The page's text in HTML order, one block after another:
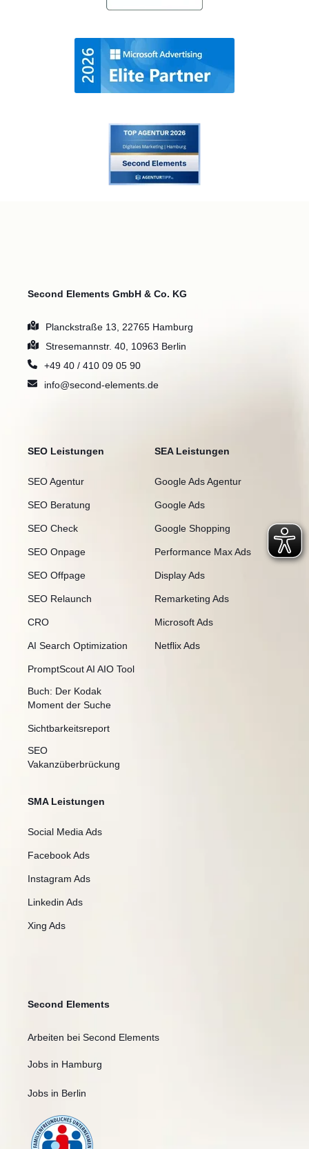
Second Elements GmbH & Co. KG
Planckstraße 13, 22765 Hamburg
Stresemannstr. 40, 10963 Berlin
+49 40 / 410 09 05 90
info@second-elements.de
SEO Leistungen
SEO Agentur
SEO Beratung
SEO Check
SEO Onpage
SEO Offpage
SEO Relaunch
CRO
AI Search Optimization
PromptScout AI AIO Tool
Buch: Der Kodak
Moment der Suche
Sichtbarkeitsreport
SEO
Vakanzüberbrückung
SEA Leistungen
Google Ads Agentur
Google Ads
Google Shopping
Performance Max Ads
Display Ads
Remarketing Ads
Microsoft Ads
Netflix Ads
SMA Leistungen
Social Media Ads
Facebook Ads
Instagram Ads
Linkedin Ads
Xing Ads
Second Elements
Arbeiten bei Second Elements
Jobs in Hamburg
Jobs in Berlin